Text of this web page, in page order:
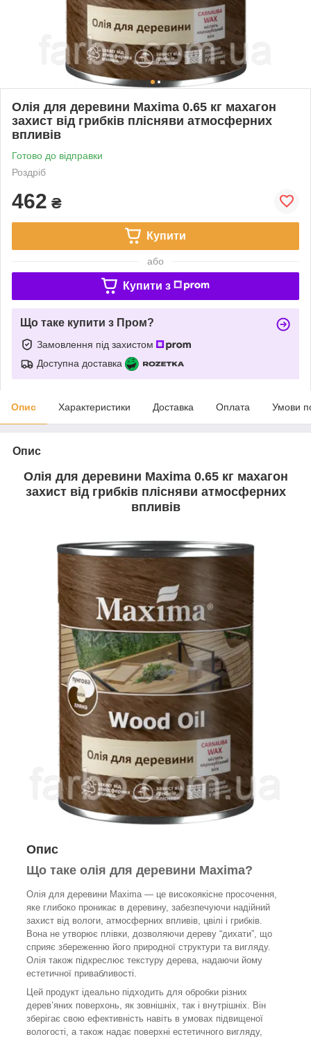
Олія для деревини Maxima 0.65 кг махагон
захист від грибків плісняви атмосферних
впливів
Готово до відправки
Роздріб
462 ₴
Купити
або
Купити з
Що таке купити з Пром?
Замовлення під захистом
Доступна доставка
Опис Характеристики Доставка Оплата Умови
Опис
Олія для деревини Maxima 0.65 кг махагон
захист від грибків плісняви атмосферних
впливів
Опис
Що таке олія для деревини Maxima?
Олія для деревини Maxima — це високоякісне просочення,
яке глибоко проникає в деревину, забезпечуючи надійний
захист від вологи, атмосферних впливів, цвілі і грибків.
Вона не утворює плівки, дозволяючи дереву “дихати”, що
сприяє збереженню його природної структури та вигляду.
Олія також підкреслює текстуру дерева, надаючи йому
естетичної привабливості.
Цей продукт ідеально підходить для обробки різних
дерев’яних поверхонь, як зовнішніх, так і внутрішніх. Він
зберігає свою ефективність навіть в умовах підвищеної
вологості, а також надає поверхні естетичного вигляду,